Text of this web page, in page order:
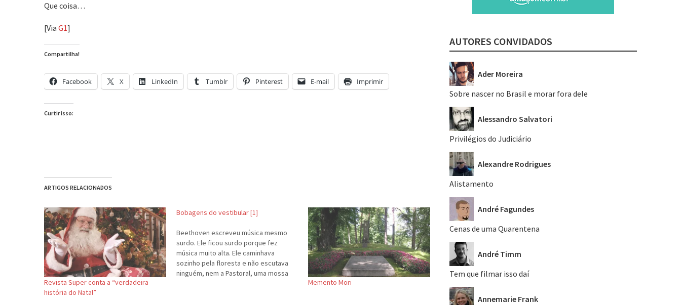
Que coisa…
[Via G1]
Compartilha!
Facebook X LinkedIn Tumblr Pinterest E-mail Imprimir
Curtir isso:
ARTIGOS RELACIONADOS
Revista Super conta a “verdadeira
história do Natal”
Bobagens do vestibular [1]
Beethoven escreveu música mesmo
surdo. Ele ficou surdo porque fez
música muito alta. Ele caminhava
sozinho pela floresta e não escutava
ninguém, nem a Pastoral, uma mossa
Memento Mori
AUTORES CONVIDADOS
Ader Moreira
Sobre nascer no Brasil e morar fora dele
Alessandro Salvatori
Privilégios do Judiciário
Alexandre Rodrigues
Alistamento
André Fagundes
Cenas de uma Quarentena
André Timm
Tem que filmar isso daí
Annemarie Frank